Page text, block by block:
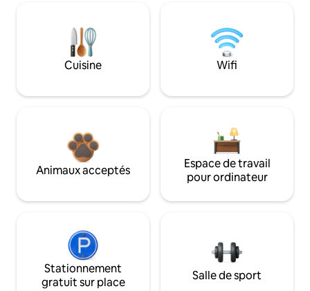
Cuisine Wifi
Animaux acceptés
Espace de travail
pour ordinateur
Stationnement
gratuit sur place
Salle de sport